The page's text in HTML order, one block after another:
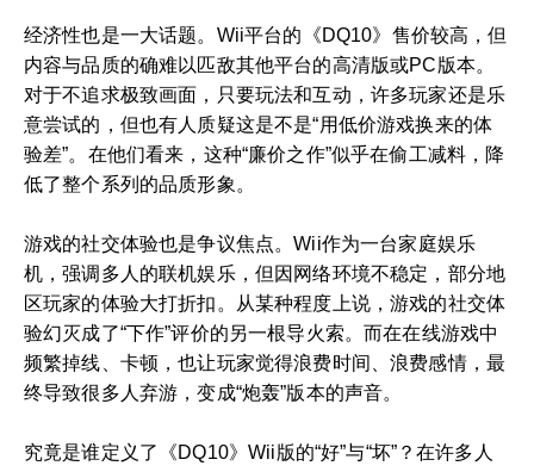
经济性也是一大话题。Wii平台的《DQ10》售价较高，但
内容与品质的确难以匹敌其他平台的高清版或PC版本。
对于不追求极致画面，只要玩法和互动，许多玩家还是乐
意尝试的，但也有人质疑这是不是“用低价游戏换来的体
验差”。在他们看来，这种“廉价之作”似乎在偷工减料，降
低了整个系列的品质形象。
游戏的社交体验也是争议焦点。Wii作为一台家庭娱乐
机，强调多人的联机娱乐，但因网络环境不稳定，部分地
区玩家的体验大打折扣。从某种程度上说，游戏的社交体
验幻灭成了“下作”评价的另一根导火索。而在在线游戏中
频繁掉线、卡顿，也让玩家觉得浪费时间、浪费感情，最
终导致很多人弃游，变成“炮轰”版本的声音。
究竟是谁定义了《DQ10》Wii版的“好”与“坏”？在许多人